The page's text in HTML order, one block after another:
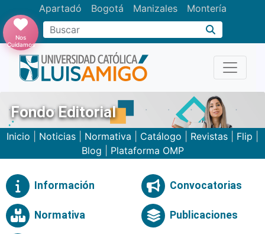
Apartadó Bogotá Manizales Montería
Buscar
Nos
Cuidamos
Fondo Editorial
Inicio Noticias Normativa Catálogo Revistas Flip
Blog
Plataforma OMP
Información Convocatorias
Normativa Publicaciones